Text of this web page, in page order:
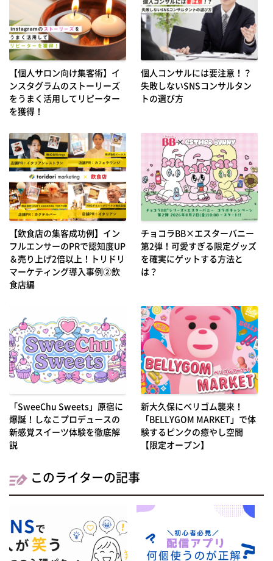
【個人サロン向け集客術】イ
ンスタグラムのストーリーズ
をうまく活用してリピーター
を獲得！
個人コンサルには要注意！？
失敗しないSNSコンサルタン
トの選び方
【飲食店の集客成功例】イン
フルエンサーのPRで認知度UP
＆売り上げ2倍以上！トリドリ
マーケティング導入事例②飲
食店編
チョコラBB×エスターバニー
第2弾！可愛すぎる限定グッズ
を確実にゲットする方法と
は？
「SweeChu Sweets」原宿に
爆誕！しなこプロデュースの
新感覚スイーツ体験を徹底解
説
新大久保にベリゴム襲来！
「BELLYGOM MARKET」で体
験するピンクの癒やし空間
【限定オープン】
このライターの記事